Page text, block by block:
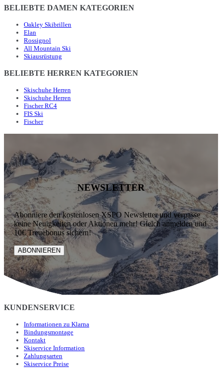
BELIEBTE DAMEN KATEGORIEN
Oakley Skibrillen
Elan
Rossignol
All Mountain Ski
Skiausrüstung
BELIEBTE HERREN KATEGORIEN
Skischuhe Herren
Skischuhe Herren
Fischer RC4
FIS Ski
Fischer
NEWSLETTER
Abonniere den kostenlosen XSPO Newsletter und verpasse
keine Neuigkeiten oder Aktionen mehr! Gleich anmelden und
10€ Treuebonus sichern!
ABONNIEREN
KUNDENSERVICE
Informationen zu Klarna
Bindungsmontage
Kontakt
Skiservice Information
Zahlungsarten
Skiservice Preise